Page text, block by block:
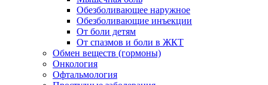
Обезболивающее наружное
Обезболивающие инъекции
От боли детям
От спазмов и боли в ЖКТ
Обмен веществ (гормоны)
Онкология
Офтальмология